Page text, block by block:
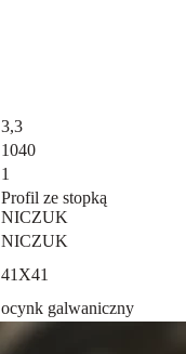
3,3
1040
1
Profil ze stopką
NICZUK
NICZUK
41X41
ocynk galwaniczny